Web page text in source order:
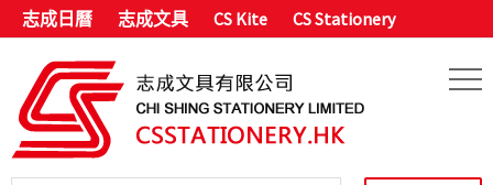
志成日曆 志成文具 CS Kite CS Stationery